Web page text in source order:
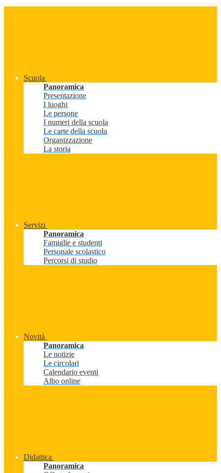
Scuola
Panoramica
Presentazione
I luoghi
Le persone
I numeri della scuola
Le carte della scuola
Organizzazione
La storia
Servizi
Panoramica
Famiglie e studenti
Personale scolastico
Percorsi di studio
Novità
Panoramica
Le notizie
Le circolari
Calendario eventi
Albo online
Didattica
Panoramica